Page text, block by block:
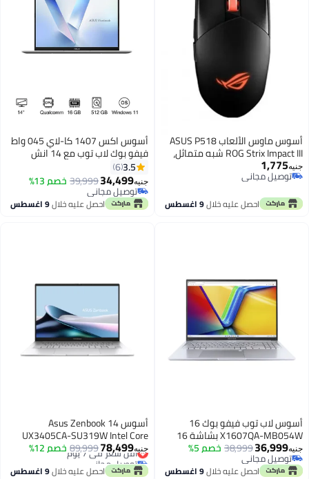
أسوس ماوس الألعاب ASUS P518
ROG Strix Impact III شبه متماثل،
في البوصة، 5 أزرار قابلة للبرمجة،
ماوس ألعاب GPS، أسود
جنيه1,775
توصيل مجاني
توصيل مجاني
احصل عليه خلال9 اغسطس
أسوس اكس 1407 كا-لاي 045 واط
فيفو بوك لاب توب مع 14 انش
رام / 512 غب سد / كوالكوم-أدرينو-
غبو / الإنجليزية / وين 11 / البلاتين
الذهب اللغة الإنجليزية
3.5
6
جنيه34,499
39,999خصم 13%
توصيل مجاني
توصيل مجانياحصل عليه خلال9 اغسطس
أسوس لاب توب فيفو بوك 16
X1607QA-MB054W بشاشة 16
إنش WUXGA / كوالكوم سناب
SSD / كوالكوم أدرينو X1-45 GPU
جنيه36,999
38,999خصم 5%
توصيل مجاني
توصيل مجانياحصل عليه خلال9 اغسطس
أسوس Asus Zenbook 14
UX3405CA-SU319W Intel Core
Ultra 9 285H 1TB SSD 32GB Ram
Intel Arc Graphics 14" Inch OLED
3K Win.11 - Silver
جنيه78,499
89,999خصم 12% أقل سعر في 7 يوم
توصيل مجاني
أقل سعر في 7 يوماحصل عليه خلال9 اغسطس